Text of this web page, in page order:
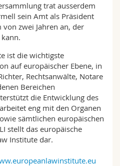
trat ausserdem
sein Amt als Präsident
zwei Jahren an, der
ist die wichtigste
auf europäischer Ebene, in
Rechtsanwälte, Notare
Bereichen
die Entwicklung des
eng mit den Organen
sämtlichen europäischen
stellt das europäische
Institute dar.